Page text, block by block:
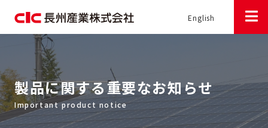
English
製品に関する重要なお知らせ